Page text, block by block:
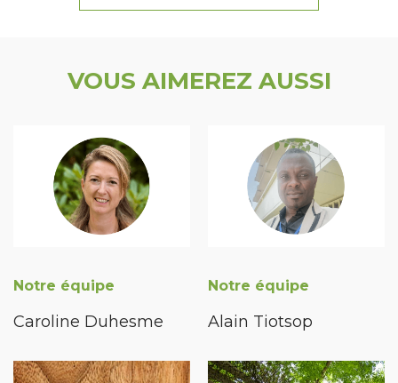
VOUS AIMEREZ AUSSI
Notre équipe
Caroline Duhesme
Notre équipe
Alain Tiotsop